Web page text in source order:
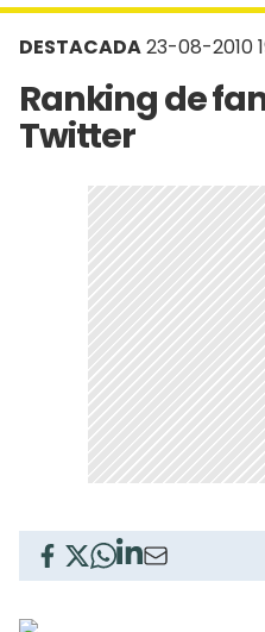
DESTACADA23-08-2010
Ranking de
Twitter